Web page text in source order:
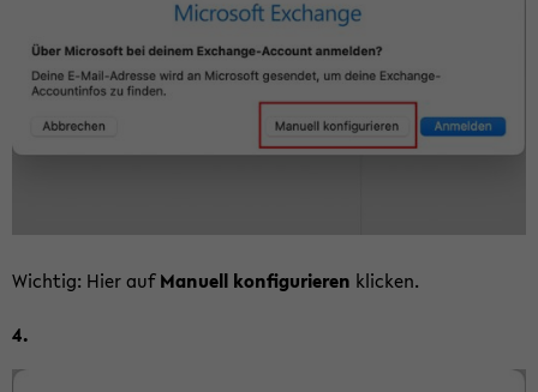
Wich­tig: Hier aufMa­nu­ell kon­fi­gu­rie­ren kli­cken.
4.